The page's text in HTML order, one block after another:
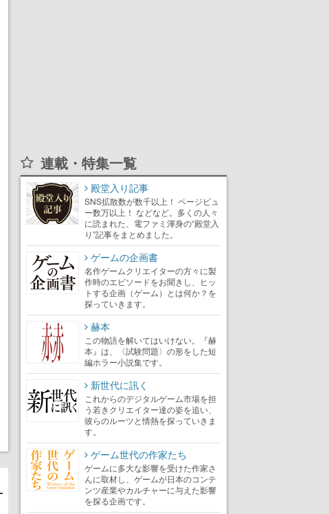
連載・特集一覧
殿堂入り記事
SNS拡散数が数千以上！ ページビュ
ー数万以上！ などなど。多くの人々
に読まれた、電ファミ渾身の“殿堂入
り”記事をまとめました。
ゲームの企画書
名作ゲームクリエイターの方々に製
作時のエピソードをお聞きし、ヒッ
トする企画（ゲーム）とは何か？を
探っていきます。
赫本
この物語を解いてはいけない。『赫
本』は、〈試験問題〉の形をした短
編ホラー小説集です。
新世代に訊く
これからのデジタルゲーム市場を担
う若きクリエイター達の姿を追い、
彼らのルーツと情熱を探っていきま
す。
ゲーム世代の作家たち
ゲームに多大な影響を受けた作家さ
んに取材し、ゲームが日本のコンテ
ンツ産業やカルチャーに与えた影響
を探る企画です。